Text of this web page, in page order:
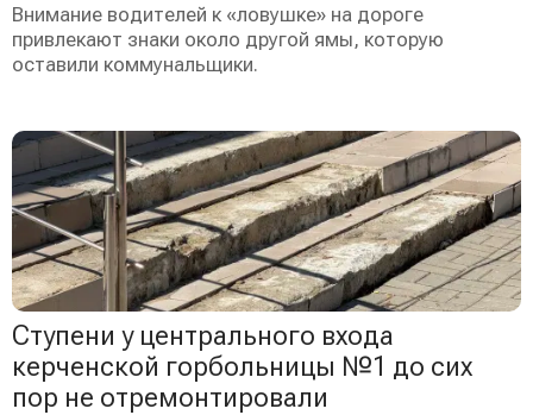
Внимание водителей к «ловушке» на дороге
привлекают знаки около другой ямы, которую
оставили коммунальщики.
Ступени у центрального входа
керченской горбольницы №1 до сих
пор не отремонтировали